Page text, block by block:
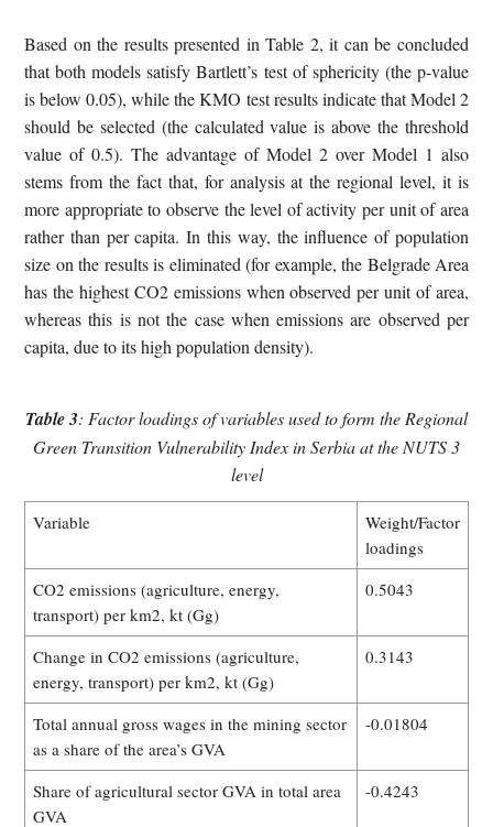
Based on the results presented in Table 2, it can be concluded
that both models satisfy Bartlett’s test of sphericity (the p-value
is below 0.05), while the KMO test results indicate that Model 2
should be selected (the calculated value is above the threshold
value of 0.5). The advantage of Model 2 over Model 1 also
stems from the fact that, for analysis at the regional level, it is
more appropriate to observe the level of activity per unit of area
rather than per capita. In this way, the influence of population
size on the results is eliminated (for example, the Belgrade Area
has the highest CO2 emissions when observed per unit of area,
whereas this is not the case when emissions are observed per
capita, due to its high population density).
Table 3: Factor loadings of variables used to form the Regional
Green Transition Vulnerability Index in Serbia at the NUTS 3
level
Variable
Weight/Factor
loadings
CO2 emissions (agriculture, energy,
transport) per km2, kt (Gg)
0.5043
Change in CO2 emissions (agriculture,
energy, transport) per km2, kt (Gg)
0.3143
Total annual gross wages in the mining sector
as a share of the area’s GVA
-0.01804
Share of agricultural sector GVA in total area
GVA
-0.4243